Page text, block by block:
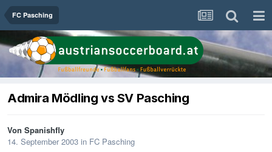
FC Pasching
Admira Mödling vs SV Pasching
Von Spanishfly
14. September 2003 in FC Pasching